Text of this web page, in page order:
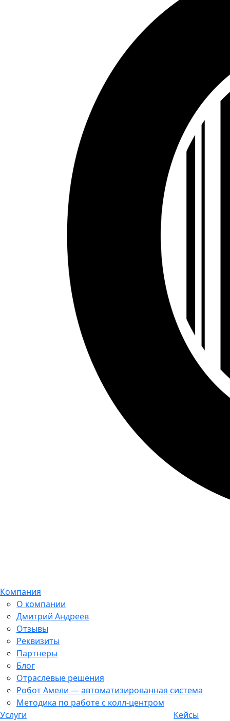
Компания
О компании
Дмитрий Андреев
Отзывы
Реквизиты
Партнеры
Блог
Отраслевые решения
Робот Амели — автоматизированная система
Методика по работе с колл-центром
Услуги
Кейсы